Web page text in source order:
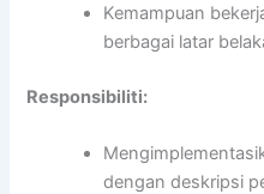
Kemampuan
berbagai latar
Responsibiliti:
dengan deskripsi